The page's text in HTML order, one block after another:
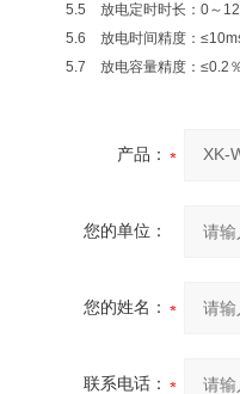
5.5 放电定时时长：0～12
5.6 放电时间精度：
5.7 放电容量精度：≤0.2
产品：
您的单位：
您的姓名：
联系电话：